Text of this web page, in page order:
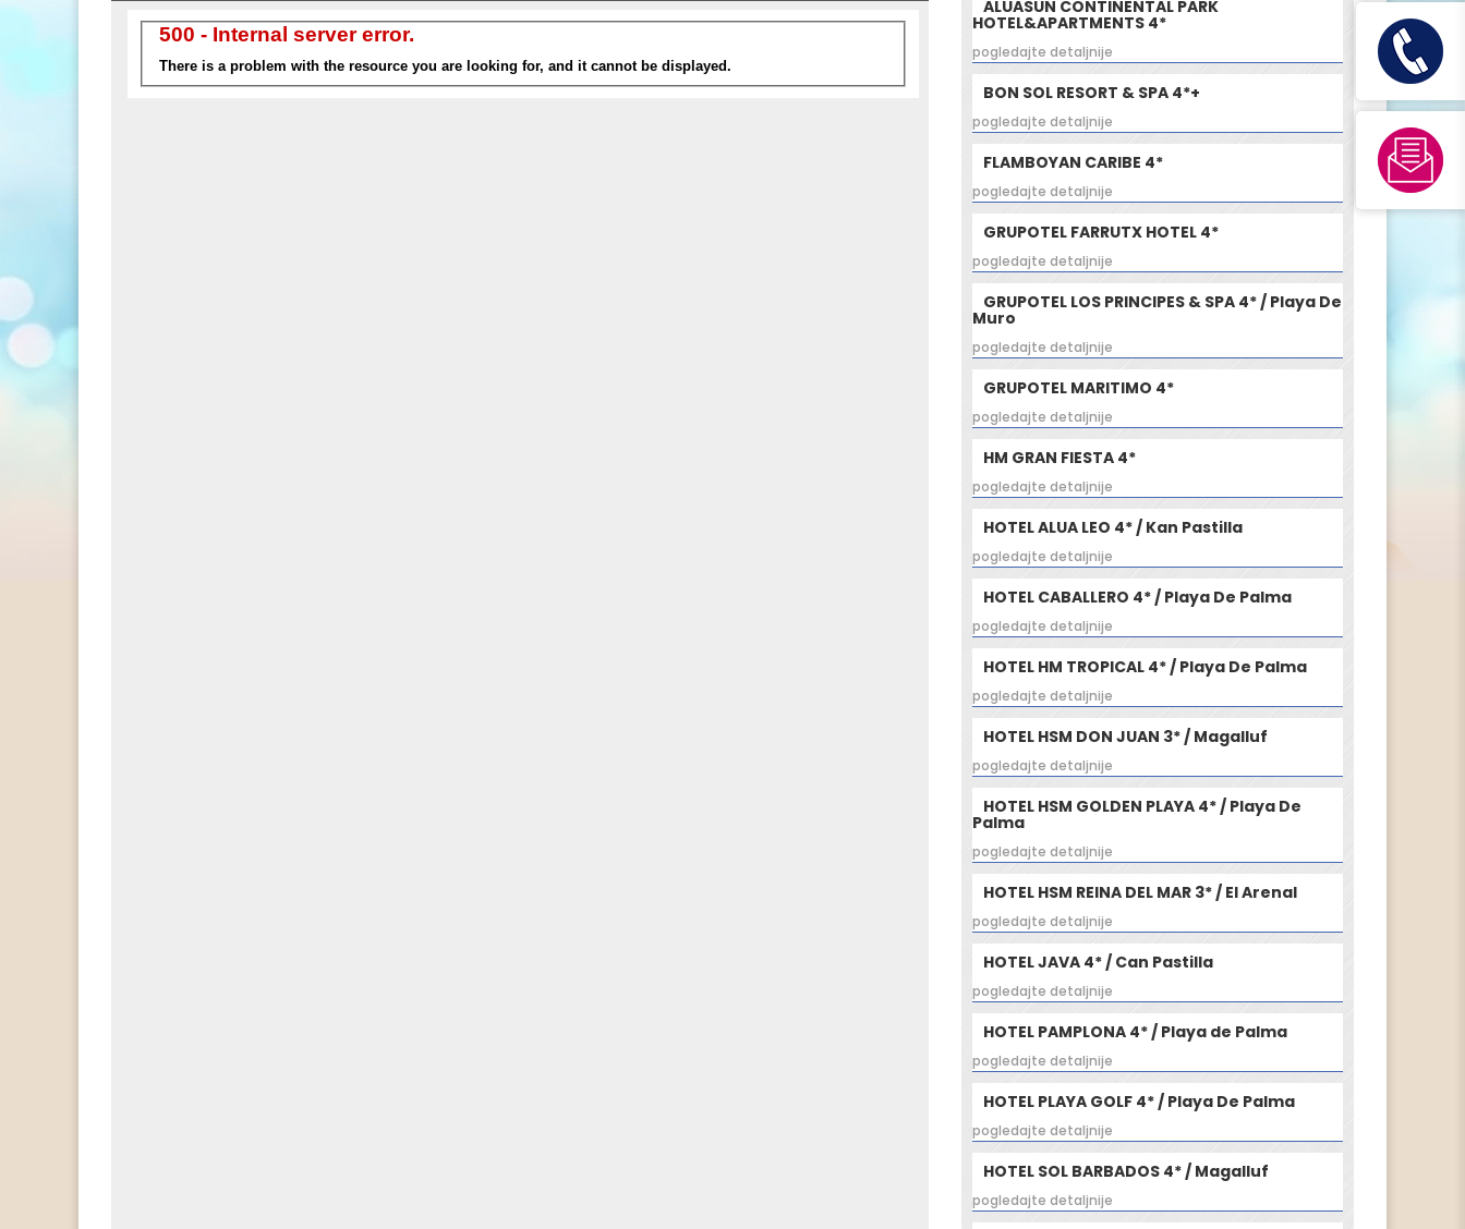
ALUASUN CONTINENTAL PARK
HOTEL&APARTMENTS 4*
pogledajte detaljnije
BON SOL RESORT & SPA 4*+
pogledajte detaljnije
FLAMBOYAN CARIBE 4*
pogledajte detaljnije
GRUPOTEL FARRUTX HOTEL 4*
pogledajte detaljnije
GRUPOTEL LOS PRINCIPES & SPA 4* / Playa De
Muro
pogledajte detaljnije
GRUPOTEL MARITIMO 4*
pogledajte detaljnije
HM GRAN FIESTA 4*
pogledajte detaljnije
HOTEL ALUA LEO 4* / Kan Pastilla
pogledajte detaljnije
HOTEL CABALLERO 4* / Playa De Palma
pogledajte detaljnije
HOTEL HM TROPICAL 4* / Playa De Palma
pogledajte detaljnije
HOTEL HSM DON JUAN 3* / Magalluf
pogledajte detaljnije
HOTEL HSM GOLDEN PLAYA 4* / Playa De
Palma
pogledajte detaljnije
HOTEL HSM REINA DEL MAR 3* / El Arenal
pogledajte detaljnije
HOTEL JAVA 4* / Can Pastilla
pogledajte detaljnije
HOTEL PAMPLONA 4* / Playa de Palma
pogledajte detaljnije
HOTEL PLAYA GOLF 4* / Playa De Palma
pogledajte detaljnije
HOTEL SOL BARBADOS 4* / Magalluf
pogledajte detaljnije